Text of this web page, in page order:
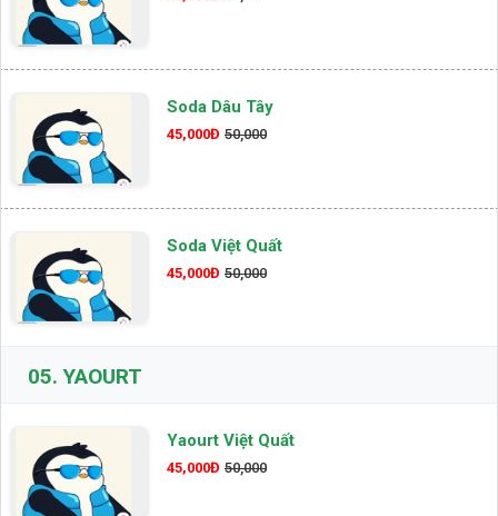
Soda Dâu Tây
45,000Đ 50,000
Soda Việt Quất
45,000Đ 50,000
05. YAOURT
Yaourt Việt Quất
45,000Đ 50,000